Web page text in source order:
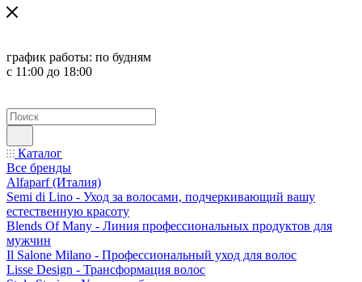
график работы: по будням
с 11:00 до 18:00
Каталог
Все бренды
Alfaparf (Италия)
Semi di Lino - Уход за волосами, подчеркивающий вашу
естественную красоту
Blends Of Many - Линия профессиональных продуктов для
мужчин
Il Salone Milano - Профессиональный уход для волос
Lisse Design - Трансформация волос